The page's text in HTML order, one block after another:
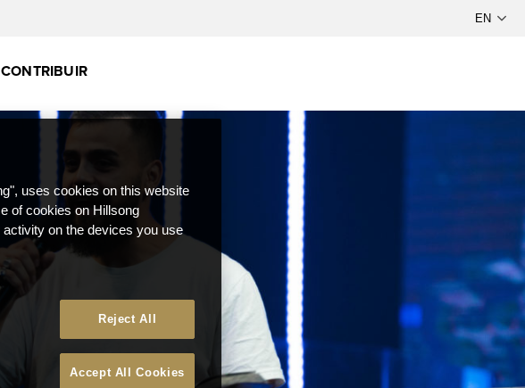
CONTRIBUIR
uses cookies on this website
of cookies on Hillsong
on the devices you use
Reject All
Accept All Cookies